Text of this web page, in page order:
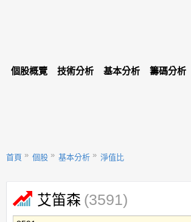
個股概覽 技術分析 基本分析 籌碼分析
首頁 個股 基本分析 淨值比
艾笛森 (3591)